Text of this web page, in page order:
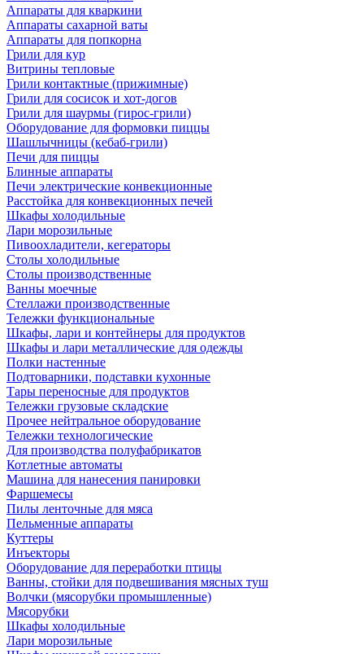
Аппараты для кваркини
Аппараты сахарной ваты
Аппараты для попкорна
Грили для кур
Витрины тепловые
Грили контактные (прижимные)
Грили для сосисок и хот-догов
Грили для шаурмы (гирос-грили)
Оборудование для формовки пиццы
Шашлычницы (кебаб-грили)
Печи для пиццы
Блинные аппараты
Печи электрические конвекционные
Расстойка для конвекционных печей
Шкафы холодильные
Лари морозильные
Пивоохладители, кегераторы
Столы холодильные
Столы производственные
Ванны моечные
Стеллажи производственные
Тележки функциональные
Шкафы, лари и контейнеры для продуктов
Шкафы и лари металлические для одежды
Полки настенные
Подтоварники, подставки кухонные
Тары переносные для продуктов
Тележки грузовые складские
Прочее нейтральное оборудование
Тележки технологические
Для производства полуфабрикатов
Котлетные автоматы
Машина для нанесения панировки
Фаршемесы
Пилы ленточные для мяса
Пельменные аппараты
Куттеры
Инъекторы
Оборудование для переработки птицы
Ванны, стойки для подвешивания мясных туш
Волчки (мясорубки промышленные)
Мясорубки
Шкафы холодильные
Лари морозильные